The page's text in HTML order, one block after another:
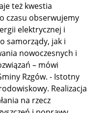
też kwestia
czasu obserwujemy
elektrycznej i
samorządy, jak i
nowoczesnych i
– mówi
Rzgów. - Istotny
Realizacja
na rzecz